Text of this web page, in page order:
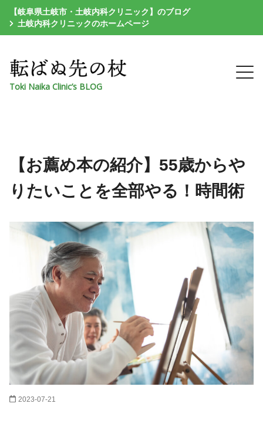
【岐阜県土岐市・土岐内科クリニック】のブログ
土岐内科クリニックのホームページ
Toki Naika Clinic’s BLOG
【お薦め本の紹介】55歳からや
りたいことを全部やる！時間術
2023-07-21